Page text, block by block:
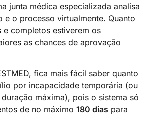
junta médica especializada analisa
e o processo virtualmente. Quanto
e completos estiverem os
as chances de aprovação
fica mais fácil saber quanto
por incapacidade temporária (ou
máxima), pois o sistema só
de no máximo 180 dias para